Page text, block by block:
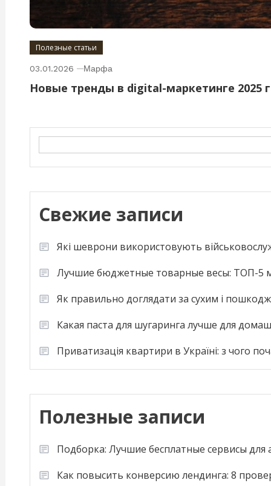
Полезные статьи
03.01.2026 Марфа
Новые тренды в digital-маркетинге 2025
Свежие записи
Які шеврони використовують
Лучшие бюджетные товарные весы: ТОП-5
Як правильно доглядати за сухим і
Какая паста для шугаринга лучше для
Приватизація квартири в Україні: з чого
Полезные записи
Подборка: Лучшие бесплатные сервисы
Как повысить конверсию лендинга: 8